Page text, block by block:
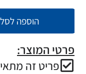
הוספה לסל
פרטי המוצר:
פריט זה